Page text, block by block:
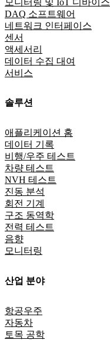
DAQ 소프트웨어
네트워크 인터페이스
센서
액세서리
데이터 수집 대여
서비스
솔루션
애플리케이션 홈
데이터 기록
비행/우주 테스트
차량 테스트
NVH 테스트
진동 분석
회전 기계
구조 동역학
전력 테스트
음향
모니터링
산업 분야
항공우주
자동차
토목 공학